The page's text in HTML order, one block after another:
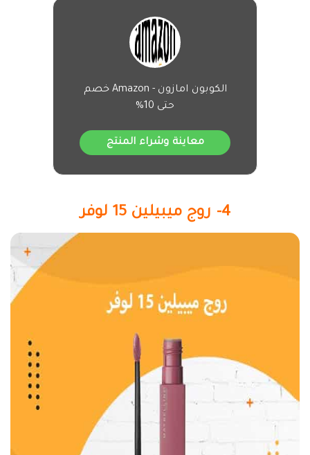
الكوبون امازون - Amazon خصم
حتى 10%
معاينة وشراء المنتج
4- روج ميبيلين 15 لوفر